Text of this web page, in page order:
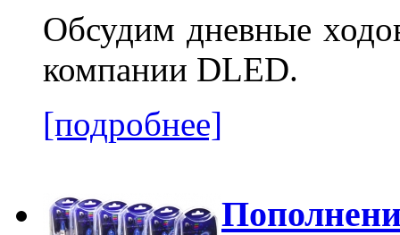
Обсудим дневные
компании DLED.
[подробнее]